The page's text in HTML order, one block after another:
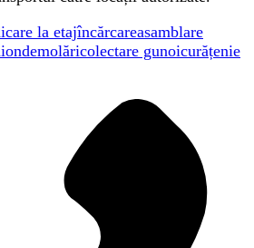
la etajîncărcareasamblare
demolăricolectare gunoicurățenie